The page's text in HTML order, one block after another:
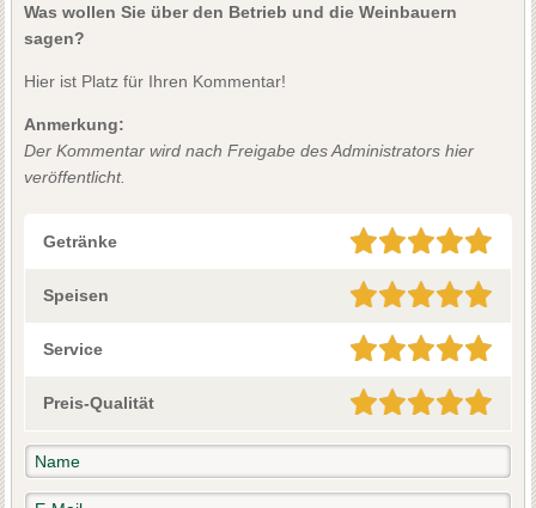
Was wollen Sie über den Betrieb und die Weinbauern
sagen?
Hier ist Platz für Ihren Kommentar!
Anmerkung:
Der Kommentar wird nach Freigabe des Administrators hier
veröffentlicht.
Getränke
Speisen
Service
Preis-Qualität